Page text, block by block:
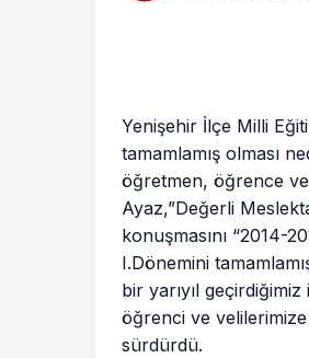
Yenişehir İlçe Milli
tamamlamış olması
öğretmen, öğrence
Ayaz,”Değerli
konuşmasını “2014-
I.Dönemini
bir yarıyıl
öğrenci ve
sürdürdü.